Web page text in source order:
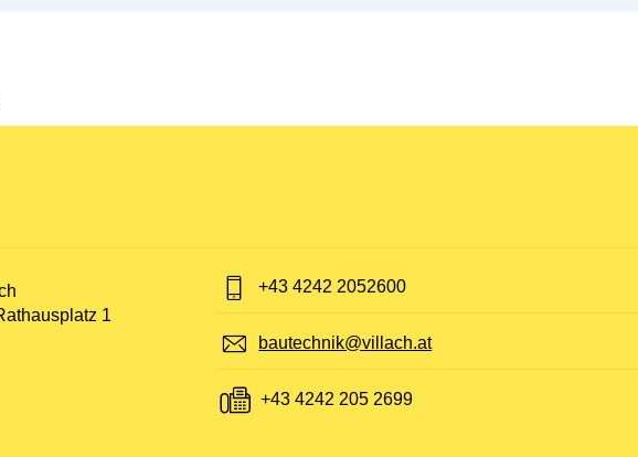
1
Telefon:
+43 4242 2052600
E-Mail:
bautechnik@villach.at
Fax:
+43 4242 205 2699